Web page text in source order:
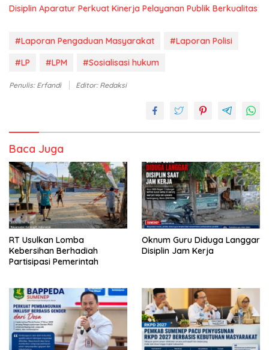
Disiplin Aparatur Perkuat Kinerja Pelayanan Publik Berkualitas
#Laporan Pengaduan Masyarakat
#Laporan Polisi
#LP
#LPM #Sosialisasi hukum
Penulis: Erfandi Editor: Redaksi
Baca Juga
RT Usulkan Lomba
Kebersihan Berhadiah
Partisipasi Pemerintah
Oknum Guru Diduga Langgar
Disiplin Jam Kerja